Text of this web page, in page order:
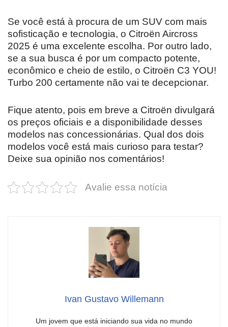
Se você está à procura de um SUV com mais
sofisticação e tecnologia, o Citroën Aircross
2025 é uma excelente escolha. Por outro lado,
se a sua busca é por um compacto potente,
econômico e cheio de estilo, o Citroën C3 YOU!
Turbo 200 certamente não vai te decepcionar.
Fique atento, pois em breve a Citroën divulgará
os preços oficiais e a disponibilidade desses
modelos nas concessionárias. Qual dos dois
modelos você está mais curioso para testar?
Deixe sua opinião nos comentários!
Avalie essa notícia
Ivan Gustavo Willemann
Um jovem que está iniciando sua vida no mundo